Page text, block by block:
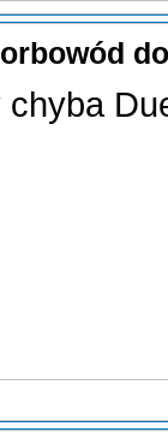
chyba